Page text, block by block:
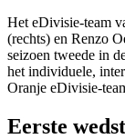
Het eDivisie-team
(rechts) en Renzo
seizoen tweede in
het individuele,
Oranje eDivisie-
Eerste